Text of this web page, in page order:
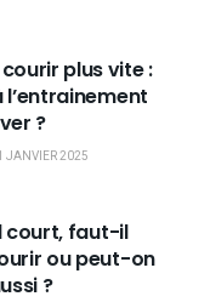
plus vite :
?
JANVIER 2025
court, faut-il
ou peut-on
?